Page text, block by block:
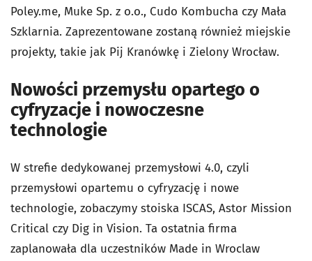
Poley.me, Muke Sp. z o.o., Cudo Kombucha czy Mała
Szklarnia. Zaprezentowane zostaną również miejskie
projekty, takie jak Pij Kranówkę i Zielony Wrocław.
Nowości przemysłu opartego o
cyfryzacje i nowoczesne
technologie
W strefie dedykowanej przemysłowi 4.0, czyli
przemysłowi opartemu o cyfryzację i nowe
technologie, zobaczymy stoiska ISCAS, Astor Mission
Critical czy Dig in Vision. Ta ostatnia firma
zaplanowała dla uczestników Made in Wroclaw